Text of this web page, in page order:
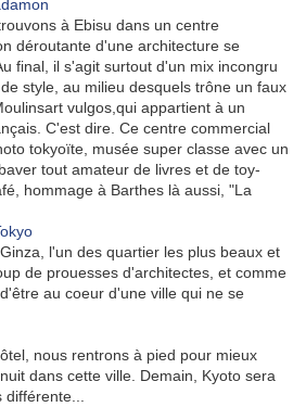
à Ebisu dans un centre
déroutante d'une architecture se
final, il s'agit surtout d'un mix incongru
style, au milieu desquels trône un faux
vulgos,qui appartient à un
C'est dire. Ce centre commercial
tokyoïte, musée super classe avec un
tout amateur de livres et de toy-
hommage à Barthes là aussi, "La
l'un des quartier les plus beaux et
de prouesses d'architectes, et comme
au coeur d'une ville qui ne se
nous rentrons à pied pour mieux
dans cette ville. Demain, Kyoto sera